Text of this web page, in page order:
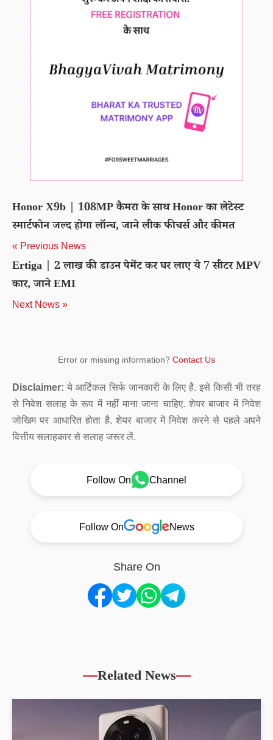
Honor X9b | 108MP कैमरा के साथ Honor का लेटेस्ट
स्मार्टफोन जल्द होगा लॉन्च, जाने लीक फीचर्स और कीमत
« Previous News
Ertiga | 2 लाख की डाउन पेमेंट कर घर लाए ये 7 सीटर MPV
कार, जाने EMI
Next News »
Error or missing information? Contact Us
Disclaimer: ये आर्टिकल सिर्फ जानकारी के लिए है. इसे किसी भी तरह
से निवेश सलाह के रूप में नहीं माना जाना चाहिए. शेयर बाजार में निवेश
जोखिम पर आधारित होता है. शेयर बाजार में निवेश करने से पहले अपने
वित्तीय सलाहकार से सलाह जरूर लें.
Follow On Channel
Follow On News
Share On
Related News